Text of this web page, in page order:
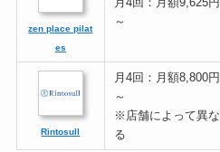
zen place pilat
es
～
Rintosull
月4回：月額8,800円
～
※店舗によって異な
る